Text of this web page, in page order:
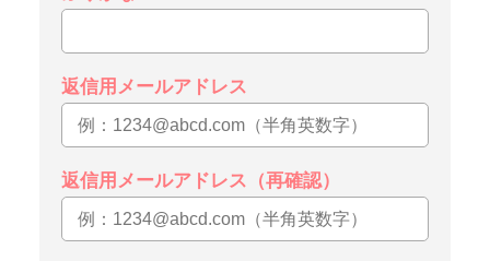
返信用メールアドレス
返信用メールアドレス（再確認）